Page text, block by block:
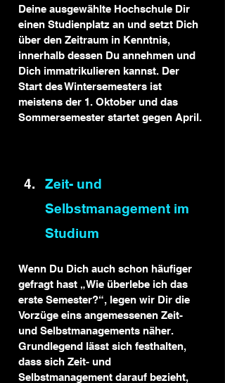
Deine ausgewählte Hochschule Dir
einen Studienplatz an und setzt Dich
über den Zeitraum in Kenntnis,
innerhalb dessen Du annehmen und
Dich immatrikulieren kannst. Der
Start des Wintersemesters ist
meistens der 1. Oktober und das
Sommersemester startet gegen April.
Zeit- und
Selbstmanagement im
Studium
Wenn Du Dich auch schon häufiger
gefragt hast „Wie überlebe ich das
erste Semester?“, legen wir Dir die
Vorzüge eins angemessenen Zeit-
und Selbstmanagements näher.
Grundlegend lässt sich festhalten,
dass sich Zeit- und
Selbstmanagement darauf bezieht,